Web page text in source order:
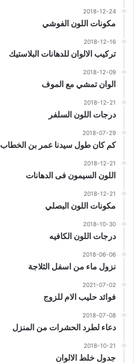
2018-12-24
مكونات اللون الفوشي
2018-12-16
تركيب الالوان للدهانات البلاستيك
2018-12-09
الوان تمشي مع الموف
2018-12-21
درجات اللون السلفر
2018-07-29
كم كان طول سيدنا عمر بن الخطاب
2018-12-21
اللون السيمون فى الدهانات
2018-12-21
مكونات اللون البصلي
2018-10-30
درجات اللون الكافيه
2018-06-06
نزول ماء من اسفل الثلاجة
2021-07-02
فوائد حليب الام للزوج
2018-07-08
دعاء لطرد الحشرات من المنزل
2018-10-21
جدول خلط الالوان